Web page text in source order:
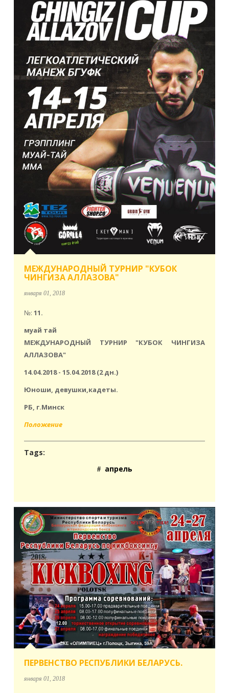
МЕЖДУНАРОДНЫЙ ТУРНИР "КУБОК
ЧИНГИЗА АЛЛАЗОВА"
января 01, 2018
№:11.
муай тай
МЕЖДУНАРОДНЫЙ ТУРНИР "КУБОК ЧИНГИЗА
АЛЛАЗОВА"
14.04.2018 - 15.04.2018 (2 дн.)
Юноши, девушки,кадеты.
РБ, г.Минск
Положение
Tags:
апрель
ПЕРВЕНСТВО РЕСПУБЛИКИ БЕЛАРУСЬ.
января 01, 2018